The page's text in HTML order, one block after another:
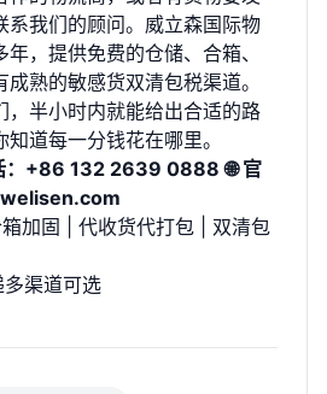
系我们的顾问。威立森国际物
，提供免费的仓储、合箱、
熟的敏感货双清包税渠道。
，半小时内就能给出合适的路
道每一分钱花在哪里。
：+86 132 2639 0888 🌐 官
加固 | 代收货代打包 | 双清包
渠道可选